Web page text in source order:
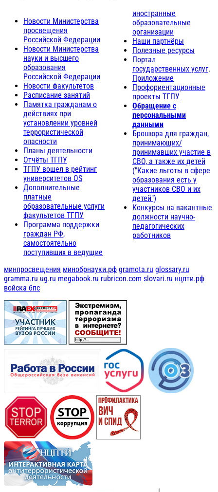
Новости Министерства
просвещения
Российской Федерации
Новости Министерства
науки и высшего
образования
Российской Федерации
Новости факультетов
Расписание занятий
Памятка гражданам о
действиях при
установлении уровней
террористической
опасности
Планы деятельности
Отчёты ТГПУ
ТГПУ вошел в рейтинг
университетов QS
Дополнительные
платные
образовательные услуги
факультетов ТГПУ
Программа поддержки
граждан РФ,
самостоятельно
поступивших в ведущие
иностранные
образовательные
организации
Наши партнёры
Полезные ресурсы
Портал
государственных услуг.
Приложение
Профориентационные
проекты ТГПУ
Обращение с
персональными
данными
Брошюра для граждан,
принимающих/
принимавших участие в
СВО, а также их детей
("Какие льготы в сфере
образования есть у
участников СВО и их
детей")
Конкурсы на вакантные
должности научно-
педагогических
работников
минпросвещения минобрнауки.рф gramota.ru glossary.ru
gramma.ru ug.ru megabook.ru rubricon.com slovari.ru нцпти.рф
войска бпс